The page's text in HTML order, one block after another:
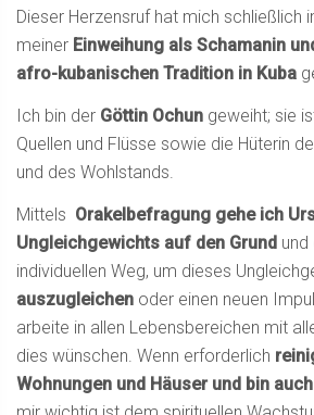
Dieser Herzensruf hat mich schließlich
meiner Einweihung als Schamanin
afro-kubanischen Tradition in Kuba
Ich bin der Göttin Ochun geweiht; sie
Quellen und Flüsse sowie die Hüterin
und des Wohlstands.
Mittels Orakelbefragung gehe ich
Ungleichgewichts auf den Grund
individuellen Weg, um dieses
auszugleichen oder einen neuen
arbeite in allen Lebensbereichen mit
dies wünschen. Wenn erforderlich
Wohnungen und Häuser und bin